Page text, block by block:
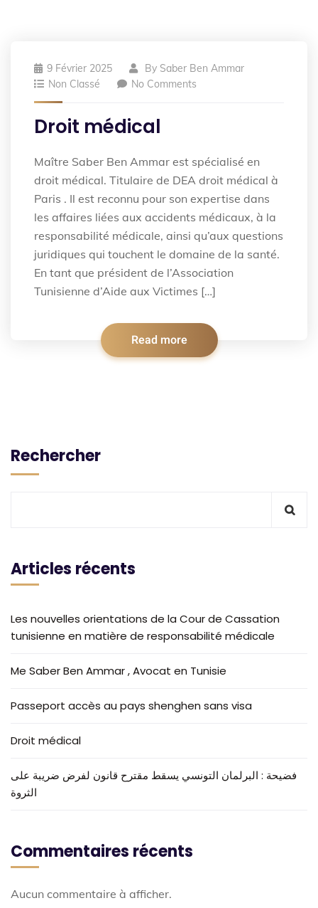
9 Février 2025 By Saber Ben Ammar
Non Classé
No Comments
Droit médical
Maître Saber Ben Ammar est spécialisé en
droit médical. Titulaire de DEA droit médical à
Paris . Il est reconnu pour son expertise dans
les affaires liées aux accidents médicaux, à la
responsabilité médicale, ainsi qu’aux questions
juridiques qui touchent le domaine de la santé.
En tant que président de l’Association
Tunisienne d’Aide aux Victimes […]
Read more
Rechercher
Articles récents
Les nouvelles orientations de la Cour de Cassation
tunisienne en matière de responsabilité médicale
Me Saber Ben Ammar , Avocat en Tunisie
Passeport accès au pays shenghen sans visa
Droit médical
فضيحة : البرلمان التونسي يسقط مقترح قانون لفرض ضريبة على
الثروة
Commentaires récents
Aucun commentaire à afficher.